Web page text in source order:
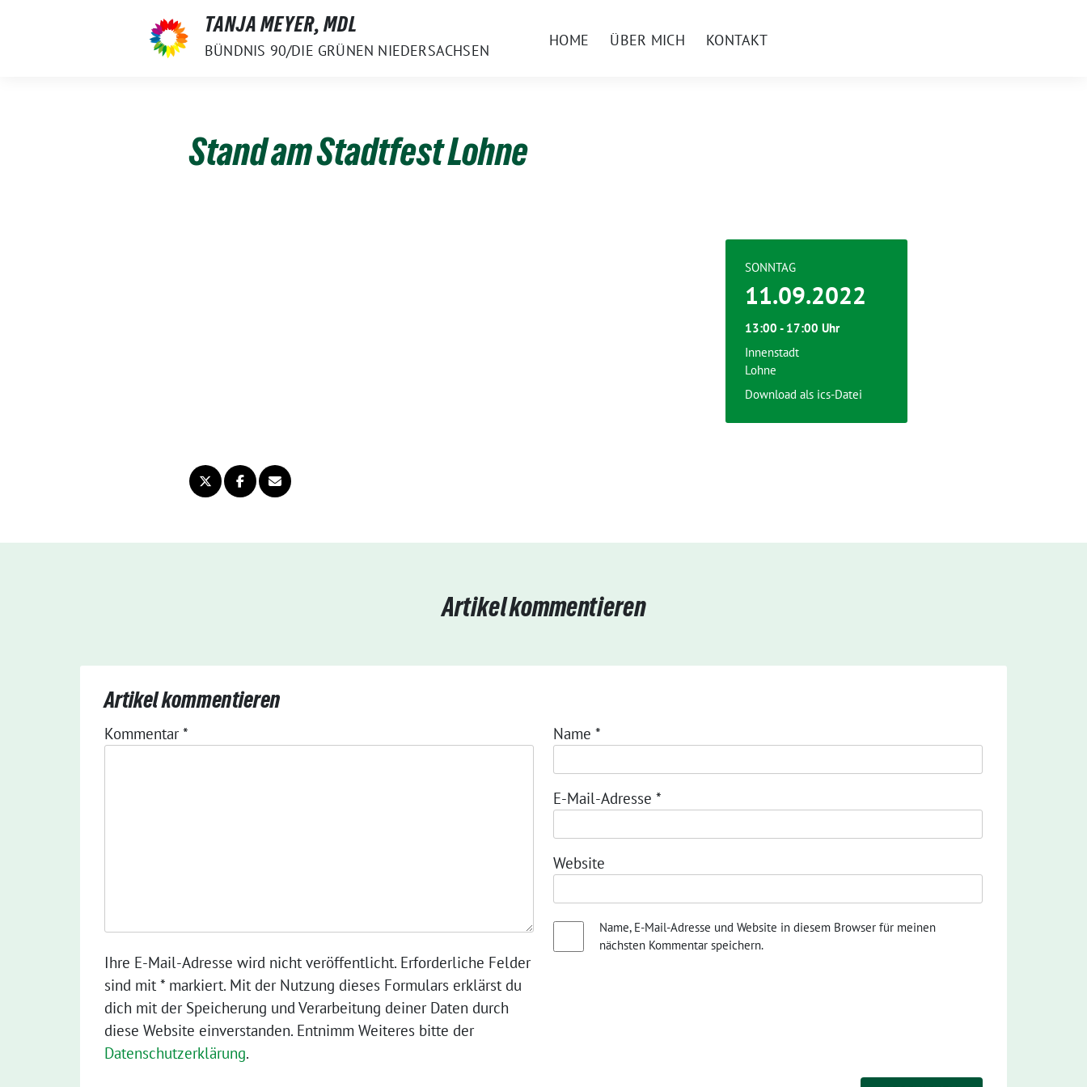
TANJA MEYER, MDL
BÜNDNIS 90/DIE GRÜNEN NIEDERSACHSEN
HOME ÜBER MICH KONTAKT
Stand am Stadtfest Lohne
SONNTAG
11.09.2022
13:00 - 17:00 Uhr
Innenstadt
Lohne
Download als ics-Datei
Artikel kommentieren
Artikel kommentieren
Kommentar*
Ihre E-Mail-Adresse wird nicht veröffentlicht. Erforderliche Felder
sind mit * markiert. Mit der Nutzung dieses Formulars erklärst du
dich mit der Speicherung und Verarbeitung deiner Daten durch
diese Website einverstanden. Entnimm Weiteres bitte der
Datenschutzerklärung.
Name *
E-Mail-Adresse *
Website
Name, E-Mail-Adresse und Website in diesem Browser für meinen
nächsten Kommentar speichern.